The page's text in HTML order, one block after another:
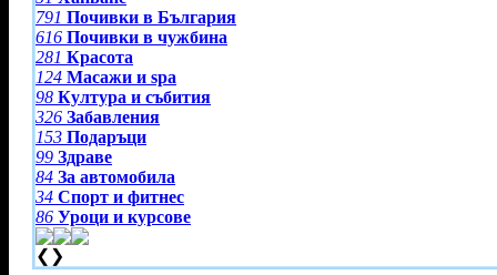
791 Почивки в България
616 Почивки в чужбина
281 Красота
124 Масажи и spa
98 Култура и събития
326 Забавления
153 Подаръци
99 Здраве
84 За автомобила
34 Спорт и фитнес
86 Уроци и курсове
❮ ❯